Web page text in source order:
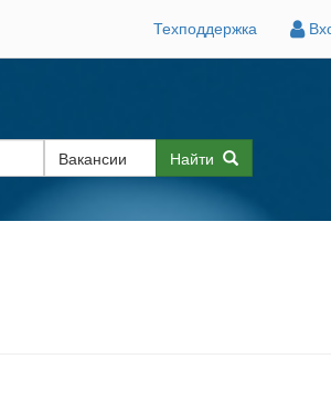
Техподдержка
Найти